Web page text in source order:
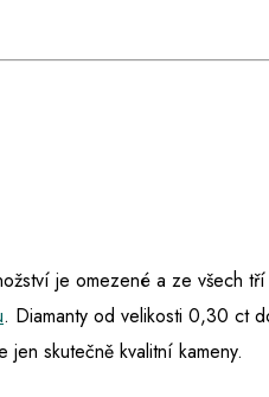
je omezené a ze všech tří
. Diamanty od velikosti 0,30 ct
jen skutečně kvalitní kameny.